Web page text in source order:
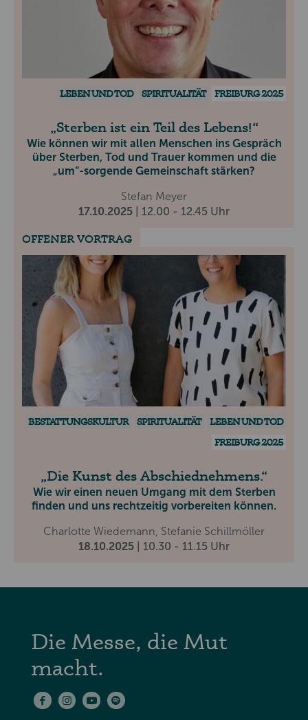
LEBEN UND TOD SPIRITUALITÄT FREIBURG 2025
Sterben ist ein Teil des Lebens!
Wie können wir mit allen Menschen ins Gespräch
über Sterben, Tod und Trauer kommen und die
„um“-sorgende Gemeinschaft stärken?
Stefan Meyer
17.10.2025
| 12.00 - 12.45 Uhr
OFFENER VORTRAG
BESTATTUNGSKULTUR SPIRITUALITÄT
LEBEN UND TOD
FREIBURG 2025
Die Kunst des Abschiednehmens.
Wie wir einen neuen Umgang mit dem Sterben
finden und uns rechtzeitig vorbereiten können.
Charlotte Wiedemann, Stefanie Schillmöller
18.10.2025
| 10.30 - 11.15 Uhr
Die Messe, die Mut
macht.